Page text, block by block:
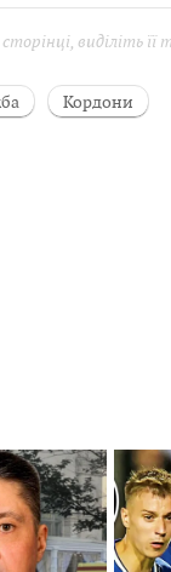
виділіть
Кордони